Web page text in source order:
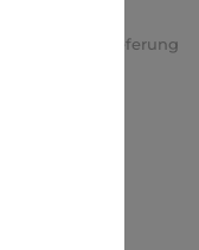
Lieferung